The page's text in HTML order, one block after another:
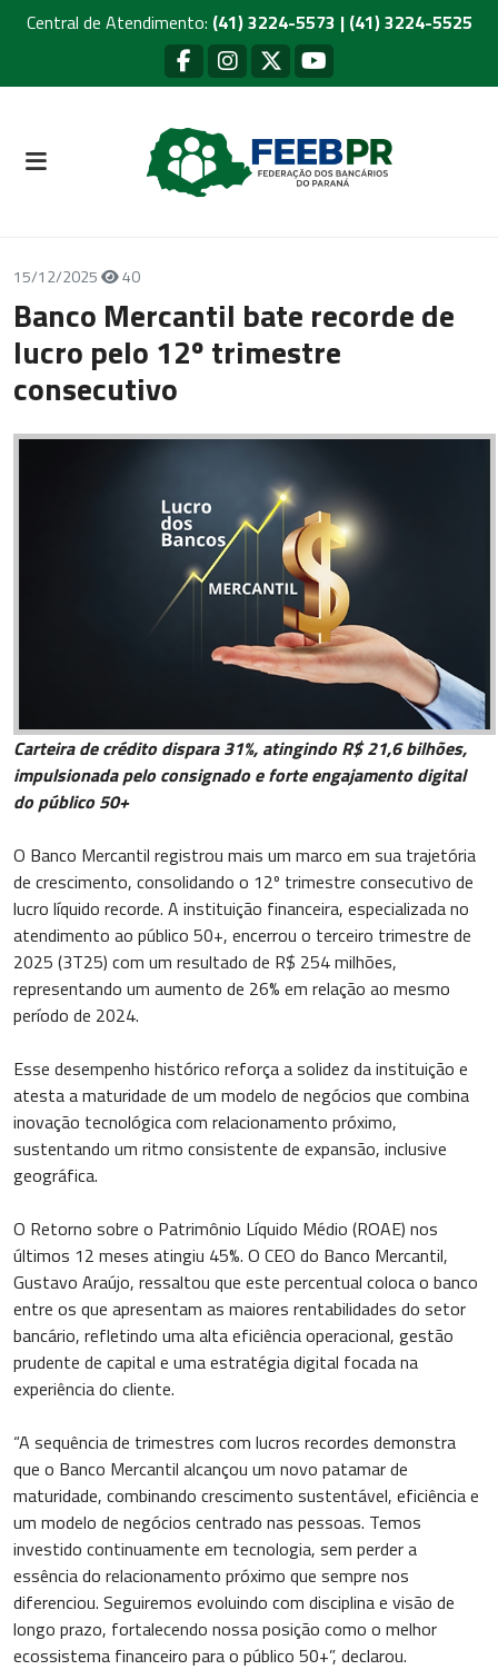
Central de Atendimento: (41) 3224-5573 | (41) 3224-5525
15/12/2025 40
Banco Mercantil bate recorde de
lucro pelo 12º trimestre
consecutivo
Carteira de crédito dispara 31%, atingindo R$ 21,6 bilhões,
impulsionada pelo consignado e forte engajamento digital
do público 50+
O Banco Mercantil registrou mais um marco em sua trajetória
de crescimento, consolidando o 12º trimestre consecutivo de
lucro líquido recorde. A instituição financeira, especializada no
atendimento ao público 50+, encerrou o terceiro trimestre de
2025 (3T25) com um resultado de R$ 254 milhões,
representando um aumento de 26% em relação ao mesmo
período de 2024.
Esse desempenho histórico reforça a solidez da instituição e
atesta a maturidade de um modelo de negócios que combina
inovação tecnológica com relacionamento próximo,
sustentando um ritmo consistente de expansão, inclusive
geográfica.
O Retorno sobre o Patrimônio Líquido Médio (ROAE) nos
últimos 12 meses atingiu 45%. O CEO do Banco Mercantil,
Gustavo Araújo, ressaltou que este percentual coloca o banco
entre os que apresentam as maiores rentabilidades do setor
bancário, refletindo uma alta eficiência operacional, gestão
prudente de capital e uma estratégia digital focada na
experiência do cliente.
“A sequência de trimestres com lucros recordes demonstra
que o Banco Mercantil alcançou um novo patamar de
maturidade, combinando crescimento sustentável, eficiência e
um modelo de negócios centrado nas pessoas. Temos
investido continuamente em tecnologia, sem perder a
essência do relacionamento próximo que sempre nos
diferenciou. Seguiremos evoluindo com disciplina e visão de
longo prazo, fortalecendo nossa posição como o melhor
ecossistema financeiro para o público 50+”, declarou.